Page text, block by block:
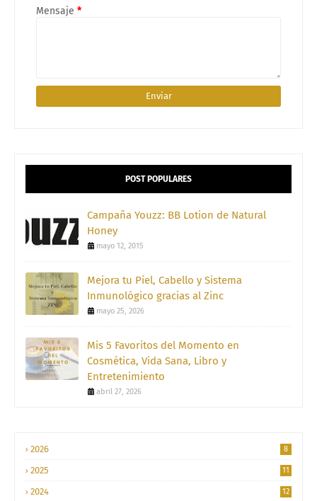
Mensaje *
POST POPULARES
Campaña Youzz: BB Lotion de Natural
Honey
mayo 12, 2015
Mejora tu Piel, Cabello y Sistema
Inmunológico gracias al Zinc
mayo 25, 2026
Mis 5 Favoritos del Momento en
Cosmética, Vida Sana, Libro y
Entretenimiento
abril 27, 2026
2026 8
2025 11
2024 12